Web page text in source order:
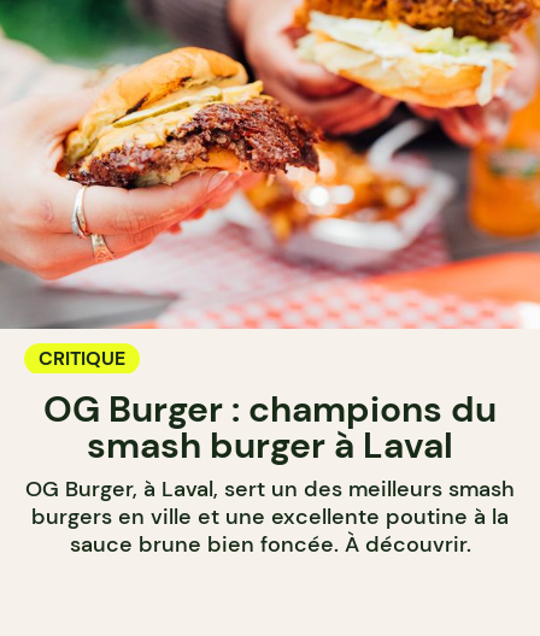
CRITIQUE
OG Burger : champions du
smash burger à Laval
OG Burger, à Laval, sert un des meilleurs smash
burgers en ville et une excellente poutine à la
sauce brune bien foncée. À découvrir.